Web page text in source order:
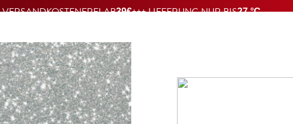
VERSANDKOSTENFREI AB39€+++ LIEFERUNG NUR BIS27 °C
PRODUKTE MERCH REZEPTE ÜBER UNS